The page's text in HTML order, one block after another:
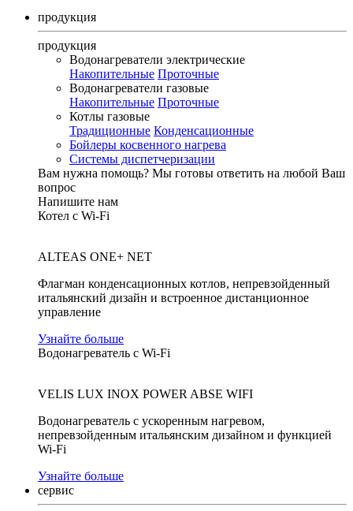
продукция
продукция
Водонагреватели электрические
Накопительные Проточные
Водонагреватели газовые
Накопительные Проточные
Котлы газовые
Традиционные Конденсационные
Бойлеры косвенного нагрева
Системы диспетчеризации
Вам нужна помощь? Мы готовы ответить на любой Ваш
вопрос
Напишите нам
Котел с Wi-Fi
ALTEAS ONE+ NET
Флагман конденсационных котлов, непревзойденный
итальянский дизайн и встроенное дистанционное
управление
Узнайте больше
Водонагреватель с Wi-Fi
VELIS LUX INOX POWER ABSE WIFI
Водонагреватель с ускоренным нагревом,
непревзойденным итальянским дизайном и функцией
Wi-Fi
Узнайте больше
сервис